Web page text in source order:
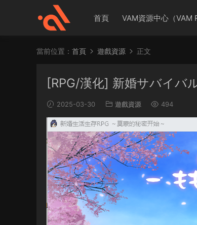
首頁 VAM資源中心（VAM
當前位置： 首頁 遊戲資源 正文
[RPG/漢化] 新婚サバイバ
2025-03-30 遊戲資源 494